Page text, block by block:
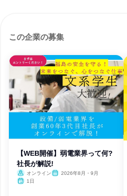
この企業の募集
【WEB開催】弱電業界って何?
社長が解説!
オンライン
2026年8月・9月
1日